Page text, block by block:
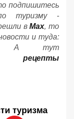
подпишитесь
туризму -
вМах, то
и туда:
А тут
рецепты
туризма